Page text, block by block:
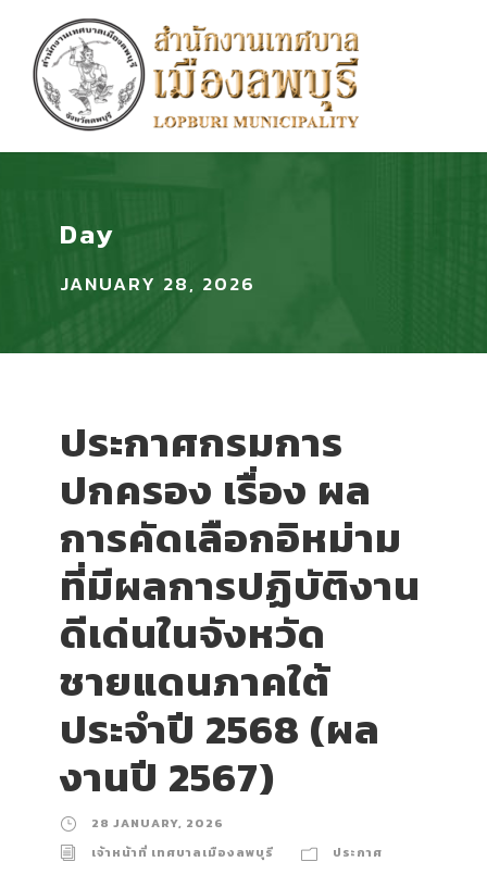
Day
JANUARY 28, 2026
ประกาศกรมการ
ปกครอง เรื่อง ผล
การคัดเลือกอิหม่าม
ที่มีผลการปฏิบัติงาน
ดีเด่นในจังหวัด
ชายแดนภาคใต้
ประจำปี 2568 (ผล
งานปี 2567)
28 JANUARY, 2026
เจ้าหน้าที่ เทศบาลเมืองลพบุรี
ประกาศ